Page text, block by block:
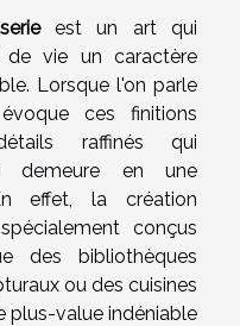
est un art qui
vie un caractère
Lorsque l'on parle
ces finitions
raffinés qui
demeure en une
effet, la création
conçus
des bibliothèques
ou des cuisines
plus-value indéniable